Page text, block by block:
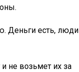
Деньги есть, люди
не возьмет их за